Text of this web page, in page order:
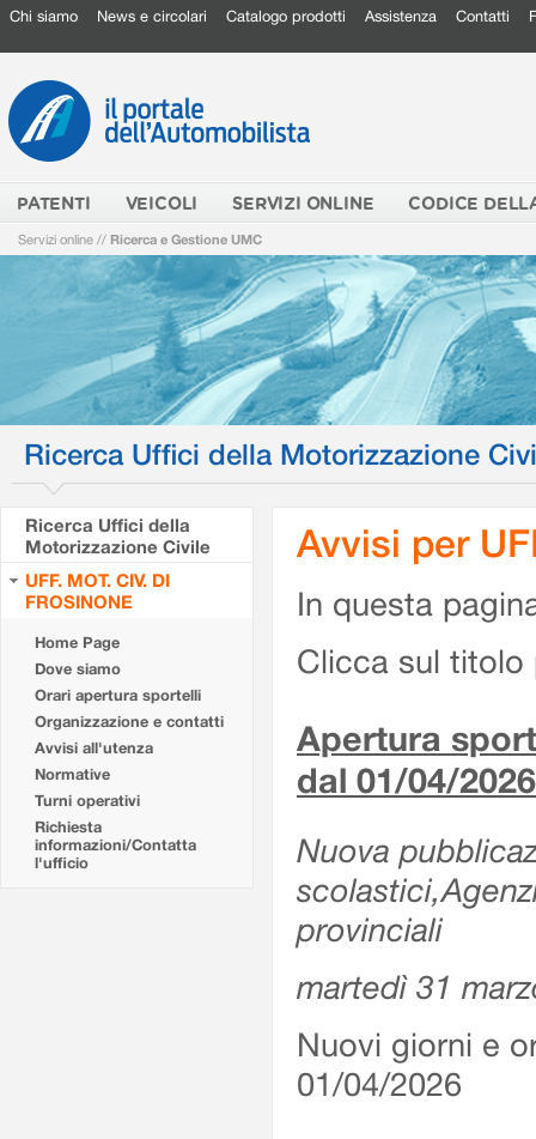
Chi siamo News e circolari Catalogo prodotti Assistenza Contatti
PATENTI VEICOLI SERVIZI ONLINE CODICE
Servizi online // Ricerca e Gestione UMC
Ricerca Uffici della Motorizzazione
Ricerca Uffici della
Motorizzazione Civile
UFF. MOT. CIV. DI
FROSINONE
Home Page
Dove siamo
Orari apertura sportelli
Organizzazione e contatti
Avvisi all'utenza
Normative
Turni operativi
Richiesta
informazioni/Contatta
l'ufficio
Avvisi per
In questa
Clicca sul titolo
Apertura
dal 01/04/2026
Nuova
provinciali
martedì 31
Nuovi giorni e
01/04/2026